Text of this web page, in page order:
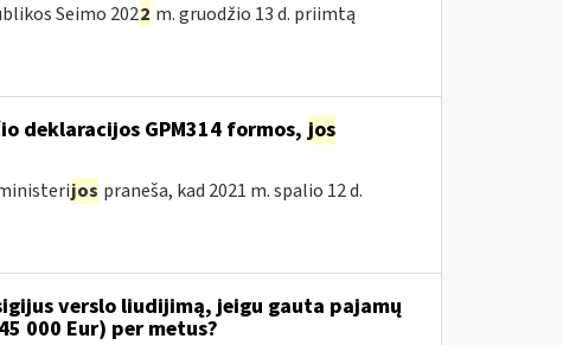
Seimo 2022 m. gruodžio 13 d. priimtą
deklaracijos GPM314 formos, jos
jos praneša, kad 2021 m. spalio 12 d.
verslo liudijimą, jeigu gauta pajamų
000 Eur) per metus?